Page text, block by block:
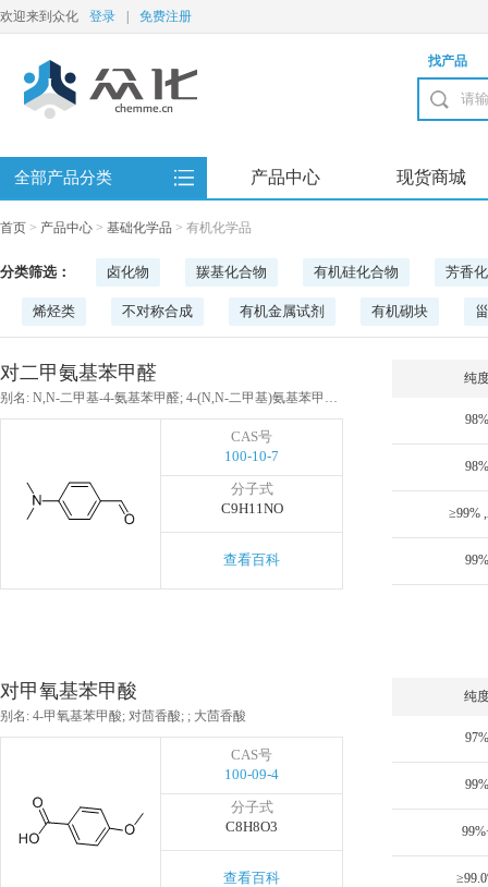
欢迎来到众化 登录 免费注册
找产品
全部产品分类 产品中心 现货商城
首页 > 产品中心 > 基础化学品 > 有机化学品
分类筛选： 卤化物 羰基化合物 有机硅化合物 芳香
烯烃类 不对称合成 有机金属试剂 有机砌块
对二甲氨基苯甲醛
别名: N,N-二甲基-4-氨基苯甲醛; 4-(N,N-二甲基)氨基苯甲醛; 4-二甲氨基苯甲醛
CAS号
100-10-7
分子式
C9H11NO
查看百科
纯
98%
98%
≥99%
99%
对甲氧基苯甲酸
别名: 4-甲氧基苯甲酸; 对茴香酸; ; 大茴香酸
CAS号
100-09-4
分子式
C8H8O3
查看百科
纯
97%
99%